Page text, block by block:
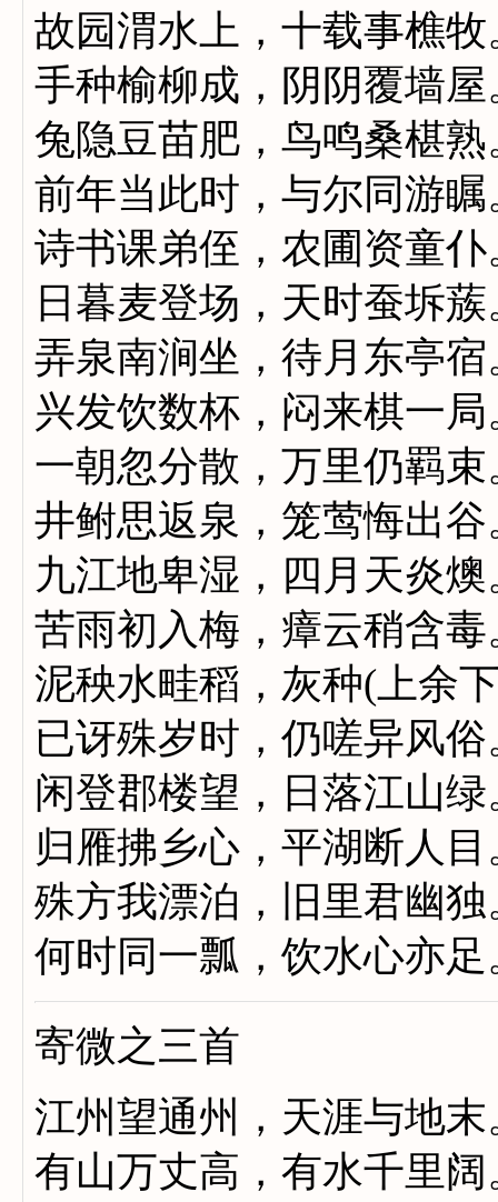
故园渭水上，十载事樵牧
手种榆柳成，阴阴覆墙屋
兔隐豆苗肥，鸟鸣桑椹熟
前年当此时，与尔同游瞩
诗书课弟侄，农圃资童仆
日暮麦登场，天时蚕坼蔟
弄泉南涧坐，待月东亭宿
兴发饮数杯，闷来棋一局
一朝忽分散，万里仍羁束
井鲋思返泉，笼莺悔出谷
九江地卑湿，四月天炎燠
苦雨初入梅，瘴云稍含毒
泥秧水畦稻，灰种(上余
已讶殊岁时，仍嗟异风俗
闲登郡楼望，日落江山绿
归雁拂乡心，平湖断人目
殊方我漂泊，旧里君幽独
何时同一瓢，饮水心亦足
寄微之三首
江州望通州，天涯与地末
有山万丈高，有水千里阔